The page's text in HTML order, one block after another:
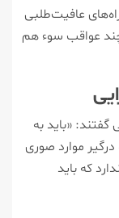
عافیت‌طلبی
عواقب سوء هم
گفتند: «باید به
موارد صوری
که باید